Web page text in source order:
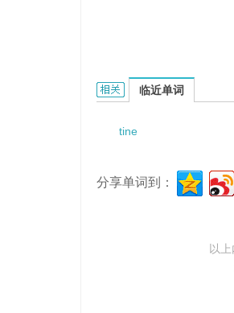
tinea nigrocircinata的相关
临近单词
tine
分享单词到：
以